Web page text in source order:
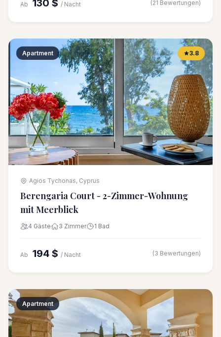
Ab 130 $ / Nacht (21 Bewertungen)
Apartment 3.8
Agios Tychonas, Cyprus
Berengaria Court - 2-Zimmer-Wohnung
mit Meerblick
4 Gäste 3 Zimmer 1 Bad
Ab 194 $ / Nacht (3 Bewertungen)
Apartment